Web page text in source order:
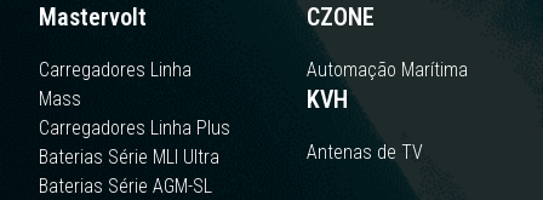
Mastervolt
Carregadores Linha
Mass
Carregadores Linha Plus
Baterias Série MLI Ultra
Baterias Série AGM-SL
CZONE
Automação Marítima
KVH
Antenas de TV